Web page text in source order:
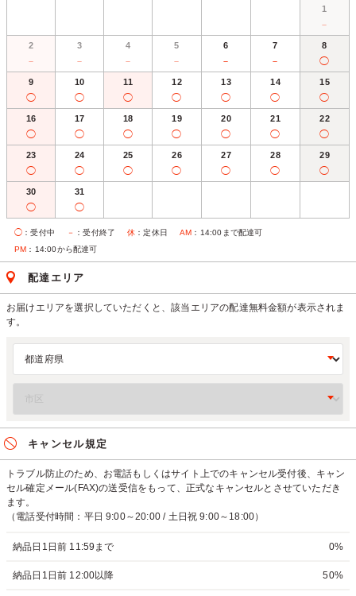
1
－
2
－
3
－
4
－
5
－
6
－
7
－
8
◯
9
◯
10
◯
11
◯
12
◯
13
◯
14
◯
15
◯
16
◯
17
◯
18
◯
19
◯
20
◯
21
◯
22
◯
23
◯
24
◯
25
◯
26
◯
27
◯
28
◯
29
◯
30
◯
31
◯
◯ ：受付中 － ：受付終了 休 ：定休日 AM ：14:00まで配達可
PM ：14:00から配達可
配達エリア
お届けエリアを選択していただくと、該当エリアの配達無料金額が表示されま
す。
キャンセル規定
トラブル防止のため、お電話もしくはサイト上でのキャンセル受付後、キャン
セル確定メール(FAX)の送受信をもって、正式なキャンセルとさせていただき
ます。
（電話受付時間：平日 9:00～20:00 / 土日祝 9:00～18:00）
納品日1日前 11:59まで 0%
納品日1日前 12:00以降 50%